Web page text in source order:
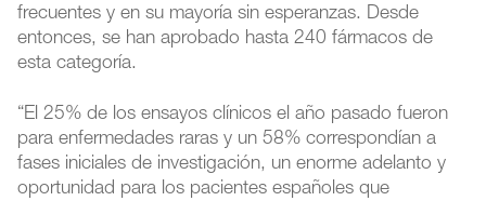
frecuentes y en su mayoría sin esperanzas. Desde
entonces, se han aprobado hasta 240 fármacos de
esta categoría.
“El 25% de los ensayos clínicos el año pasado fueron
para enfermedades raras y un 58% correspondían a
fases iniciales de investigación, un enorme adelanto y
oportunidad para los pacientes españoles que